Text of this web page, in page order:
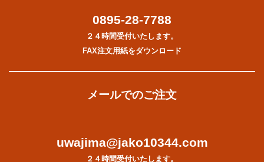
0895-28-7788
２４時間受付いたします。
FAX注文用紙をダウンロード
メールでのご注文
uwajima@jako10344.com
２４時間受付いたします。